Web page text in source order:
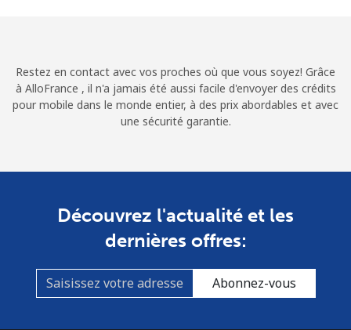
Restez en contact avec vos proches où que vous soyez! Grâce
à AlloFrance , il n'a jamais été aussi facile d'envoyer des crédits
pour mobile dans le monde entier, à des prix abordables et avec
une sécurité garantie.
Découvrez l'actualité et les
dernières offres:
Abonnez-vous